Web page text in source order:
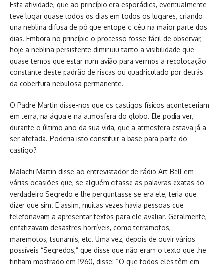
Esta atividade, que ao princípio era esporádica, eventualmente
teve lugar quase todos os dias em todos os lugares, criando
una neblina difusa de pó que entope o céu na maior parte dos
dias. Embora no princípio o processo fosse fácil de observar,
hoje a neblina persistente diminuiu tanto a visibilidade que
quase temos que estar num avião para vermos a recolocação
constante deste padrão de riscas ou quadriculado por detrás
da cobertura nebulosa permanente.
O Padre Martin disse-nos que os castigos físicos aconteceriam
em terra, na água e na atmosfera do globo. Ele podia ver,
durante o último ano da sua vida, que a atmosfera estava já a
ser afetada. Poderia isto constituir a base para parte do
castigo?
Malachi Martin disse ao entrevistador de rádio Art Bell em
várias ocasiões que, se alguém citasse as palavras exatas do
verdadeiro Segredo e lhe perguntasse se era ele, teria que
dizer que sim. E assim, muitas vezes havia pessoas que
telefonavam a apresentar textos para ele avaliar. Geralmente,
enfatizavam desastres horríveis, como terramotos,
maremotos, tsunamis, etc. Uma vez, depois de ouvir vários
possíveis “Segredos,” que disse que não eram o texto que lhe
tinham mostrado em 1960, disse: “O que todos eles têm em